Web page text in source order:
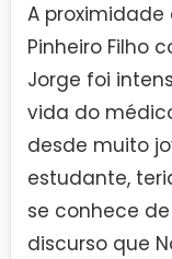
A proximidade
Pinheiro Filho
Jorge foi
vida do
desde muito
estudante,
se conhece
discurso que